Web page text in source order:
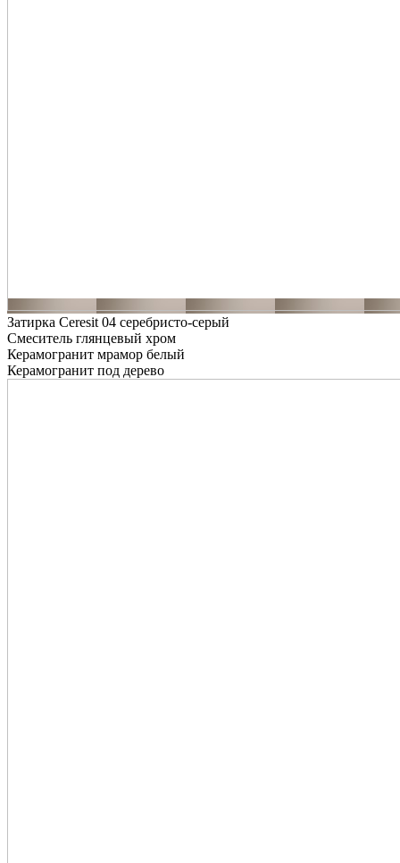
Затирка Ceresit 04 серебристо-серый
Смеситель глянцевый хром
Керамогранит мрамор белый
Керамогранит под дерево